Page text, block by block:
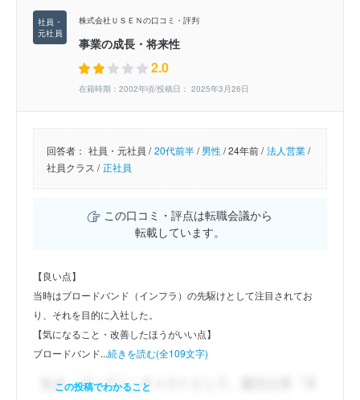
株式会社ＵＳＥＮの口コミ・評判
事業の成長・将来性
2.0
在籍時期：2002年頃/投稿日： 2025年3月26日
回答者： 社員・元社員 / 20代前半/男性/24年前 / 法人営業/
社員クラス / 正社員
この口コミ・評点は転職会議から
転載しています。
【良い点】
当時はブロードバンド（インフラ）の先駆けとして注目されてお
り、それを目的に入社した。
【気になること・改善したほうがいい点】
ブロードバンド...続きを読む(全109文字)
この投稿でわかること